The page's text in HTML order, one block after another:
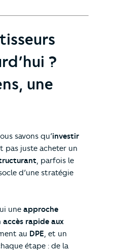
?
une
savons qu’investir
pas juste acheter un
, parfois le
d’une stratégie
une approche
accès rapide aux
au DPE , et un
étape : de la